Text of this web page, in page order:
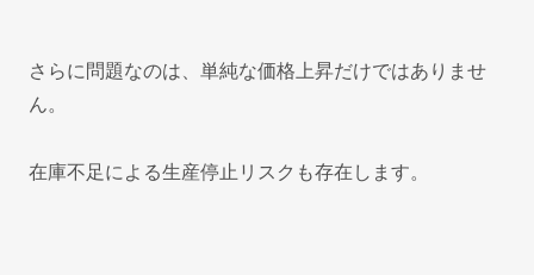
さらに問題なのは、単純な価格上昇だけではありませ
ん。
在庫不足による生産停止リスクも存在します。